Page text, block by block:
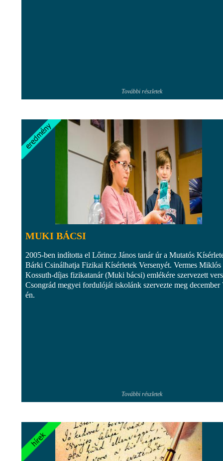
További részletek
MUKI BÁCSI
2005-ben indította el Lőrincz János tanár úr a Mutatós
Bárki Csinálhatja Fizikai Kísérletek Versenyét. Vermes Miklós
Kossuth-díjas fizikatanár (Muki bácsi) emlékére szervezett
Csongrád megyei fordulóját iskolánk szervezte meg december
én.
További részletek